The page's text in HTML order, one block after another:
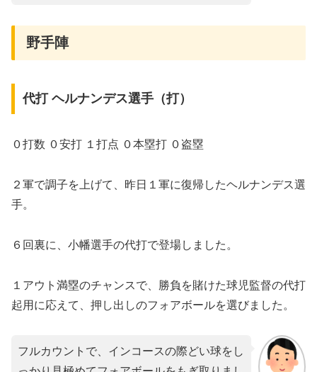
野手陣
代打 ヘルナンデス選手（打）
０打数 ０安打 １打点 ０本塁打 ０盗塁
２軍で調子を上げて、昨日１軍に復帰したヘルナンデス選
手。
６回裏に、小幡選手の代打で登場しました。
１アウト満塁のチャンスで、勝負を賭けた球児監督の代打
起用に応えて、押し出しのフォアボールを選びました。
フルカウントで、インコースの際どい球をし